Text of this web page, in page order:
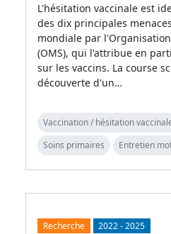
L'hésitation vaccinale est
des dix principales
mondiale par
(OMS), qui l'attribue en
sur les vaccins. La course
découverte d'un…
Vaccination / hésitation
Soins primaires
Entretien
Recherche 2022-2025